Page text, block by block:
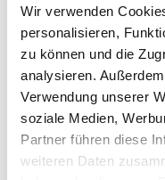
Wir verwenden
personalisieren,
zu können und die
analysieren.
Verwendung unserer
soziale Medien,
Partner führen diese
weiteren Daten
Die Ender Wein-
dem 9. Mai 2026
Die evangelische
einem
Wir freuen uns über
backen oder am